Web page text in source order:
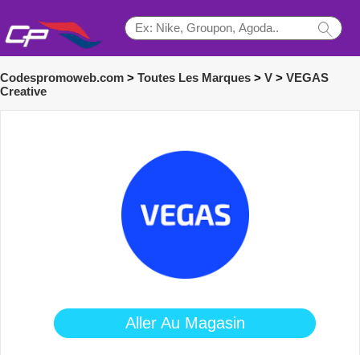
Codespromoweb.com > Toutes Les Marques > V > VEGAS
Creative
Aller Au Magasin